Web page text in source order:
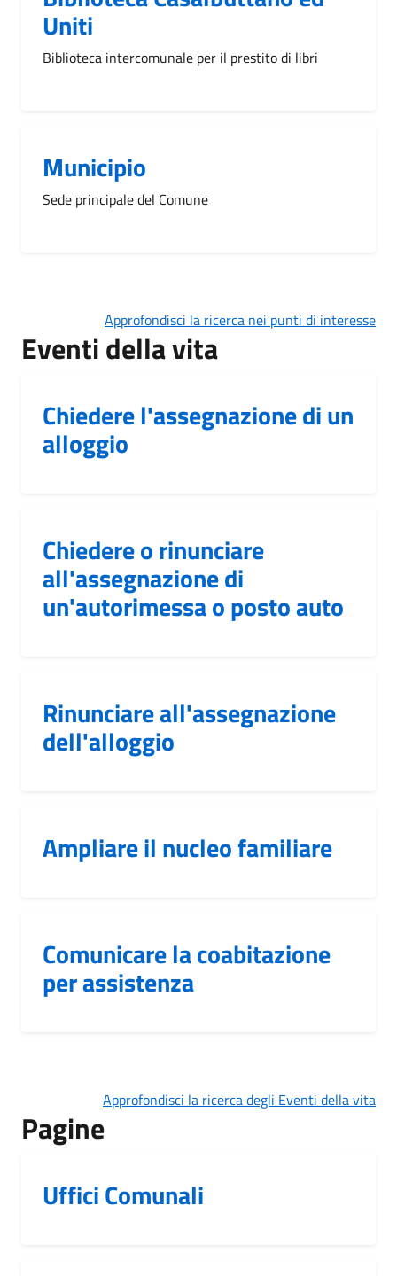
Uniti
Biblioteca intercomunale per il prestito di libri
Municipio
Sede principale del Comune
Approfondisci la ricerca nei punti di interesse
Eventi della vita
Chiedere l'assegnazione di un
alloggio
Chiedere o rinunciare
all'assegnazione di
un'autorimessa o posto auto
Rinunciare all'assegnazione
dell'alloggio
Ampliare il nucleo familiare
Comunicare la coabitazione
per assistenza
Approfondisci la ricerca degli Eventi della vita
Pagine
Uffici Comunali